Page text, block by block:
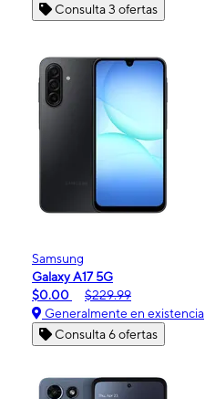
Consulta 3 ofertas
Samsung
Galaxy A17 5G
$0.00
$229.99
Generalmente en existencia
Consulta 6 ofertas